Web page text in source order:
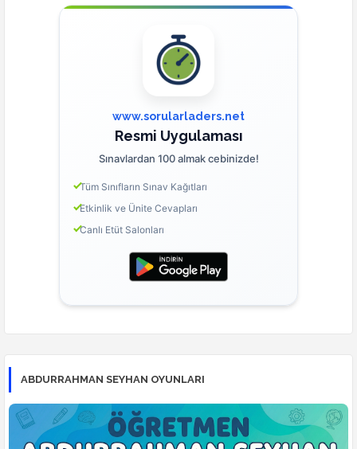
www.sorularladers.net
Resmi Uygulaması
Sınavlardan 100 almak cebinizde!
Tüm Sınıfların Sınav Kağıtları
Etkinlik ve Ünite Cevapları
Canlı Etüt Salonları
ABDURRAHMAN SEYHAN OYUNLARI